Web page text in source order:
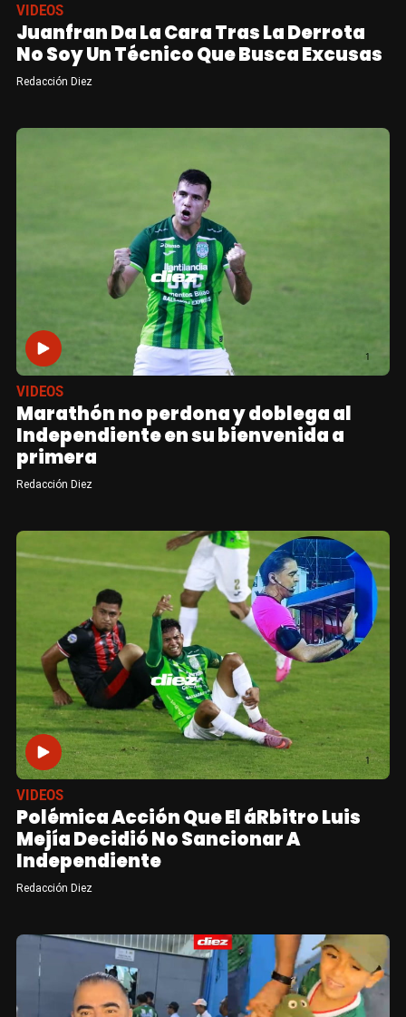
VIDEOS
Juanfran Da La Cara Tras La Derrota
No Soy Un Técnico Que Busca Excusas
Redacción Diez
VIDEOS
Marathón no perdona y doblega al
Independiente en su bienvenida a
primera
Redacción Diez
VIDEOS
Polémica Acción Que El áRbitro Luis
Mejía Decidió No Sancionar A
Independiente
Redacción Diez